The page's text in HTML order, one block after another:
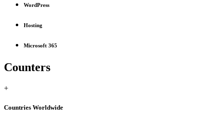
WordPress
Hosting
Microsoft 365
Counters
+
Countries Worldwide